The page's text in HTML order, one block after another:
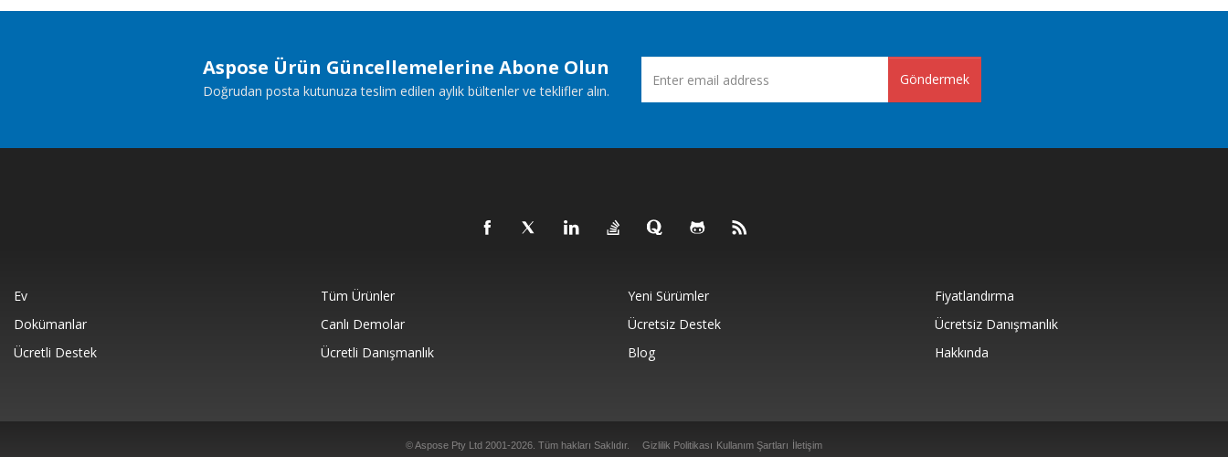
Aspose Ürün Güncellemelerine Abone Olun
Doğrudan posta kutunuza teslim edilen aylık bültenler ve teklifler alın.
Göndermek
Ev Tüm Ürünler Yeni Sürümler
Fiyatlandırma
Dokümanlar
Canlı Demolar Ücretsiz Destek
Ücretsiz Danışmanlık
Ücretli Destek
Ücretli Danışmanlık Blog Hakkında
© Aspose Pty Ltd 2001-2026. Tüm hakları Saklıdır. Gizlilik Politikası Kullanım Şartları İletişim